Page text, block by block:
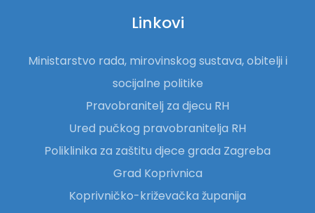
Linkovi
Ministarstvo rada, mirovinskog sustava, obitelji i
socijalne politike
Pravobranitelj za djecu RH
Ured pučkog pravobranitelja RH
Poliklinika za zaštitu djece grada Zagreba
Grad Koprivnica
Koprivničko-križevačka županija